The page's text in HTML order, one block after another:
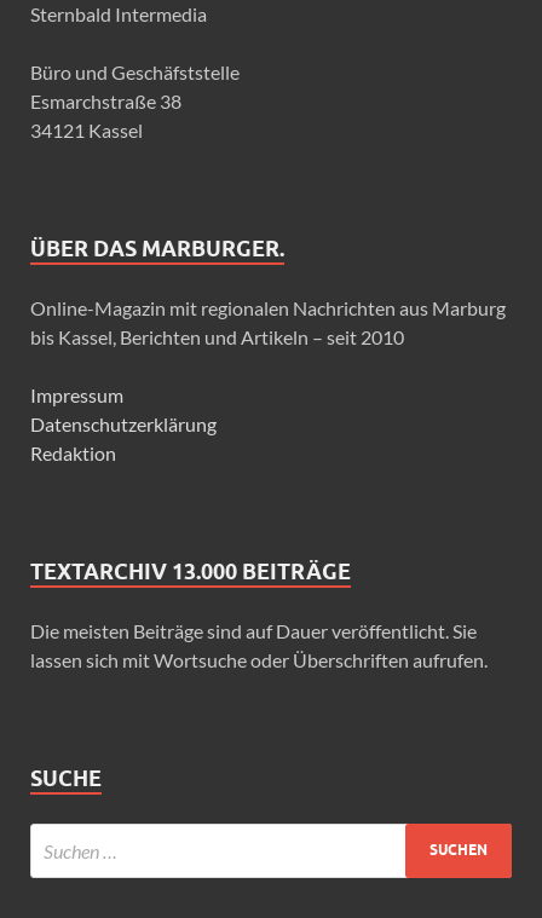
Sternbald Intermedia
Büro und Geschäfststelle
Esmarchstraße 38
34121 Kassel
ÜBER DAS MARBURGER.
Online-Magazin mit regionalen Nachrichten aus Marburg
bis Kassel, Berichten und Artikeln – seit 2010
Impressum
Datenschutzerklärung
Redaktion
TEXTARCHIV 13.000 BEITRÄGE
Die meisten Beiträge sind auf Dauer veröffentlicht. Sie
lassen sich mit Wortsuche oder Überschriften aufrufen.
SUCHE